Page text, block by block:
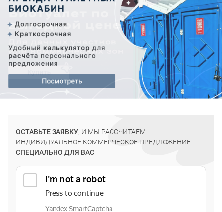
ОСТАВЬТЕ ЗАЯВКУ, И МЫ РАССЧИТАЕМ
ИНДИВИДУАЛЬНОЕ КОММЕРЧЕСКОЕ ПРЕДЛОЖЕНИЕ
СПЕЦИАЛЬНО ДЛЯ ВАС